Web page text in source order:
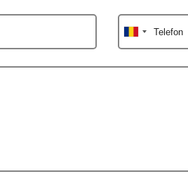
Telefon